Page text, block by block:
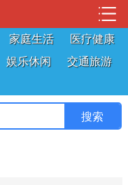
家庭生活
医疗健康
娱乐休闲
交通旅游